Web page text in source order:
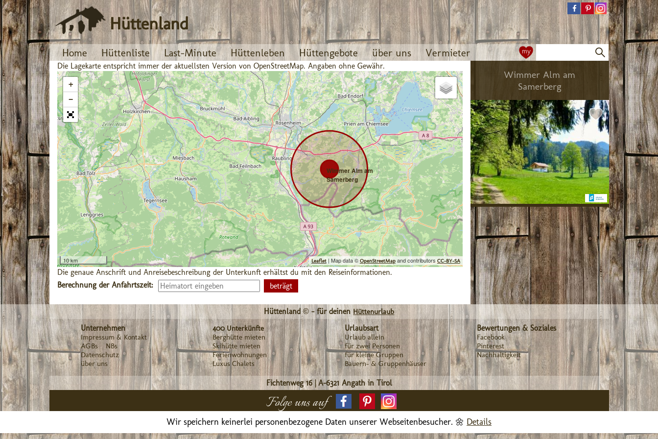
Hüttenland
Home Hüttenliste Last-Minute Hüttenleben Hüttengebote über uns Vermieter my
Die Lagekarte entspricht immer der aktuellsten Version von OpenStreetMap. Angaben ohne Gewähr.
Wimmer Alm am
Samerberg
+
−
10 km Leaflet| Map data © OpenStreetMapand contributors CC-BY-SA
Die genaue Anschrift und Anreisebeschreibung der Unterkunft erhältst du mit den Reiseinformationen.
Berechnung der Anfahrtszeit:
Wimmer Alm am
Samerberg
Hüttenland © - für deinen Hüttenurlaub
Unternehmen
Impressum & Kontakt
AGBs
NBs
Datenschutz
über uns
400 Unterkünfte
Berghütte mieten
Skihütte mieten
Ferienwohnungen
Luxus Chalets
Urlaubsart
Urlaub allein
für zwei Personen
für kleine Gruppen
Bauern- & Gruppenhäuser
Bewertungen & Soziales
Facebook
Pinterest
Nachhaltigkeit
Fichtenweg 16|A-6321 Angath in Tirol
Folge uns auf
Wir speichern keinerlei personenbezogene Daten unserer Webseitenbesucher. 🌼 Details